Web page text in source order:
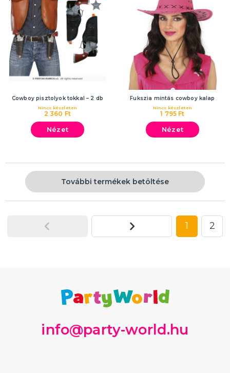
Cowboy pisztolyok tokkal – 2 db
2 360 Ft
Nincs készleten
Nézet
Fukszia mintás cowboy kalap
1 795 Ft
Nincs készleten
Nézet
További termékek betöltése
1 2
info@party-world.hu